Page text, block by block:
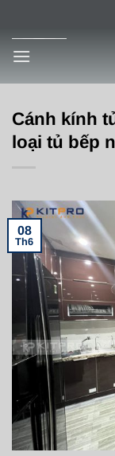
nội
Cánh kính
loại tủ bếp
08
Th6